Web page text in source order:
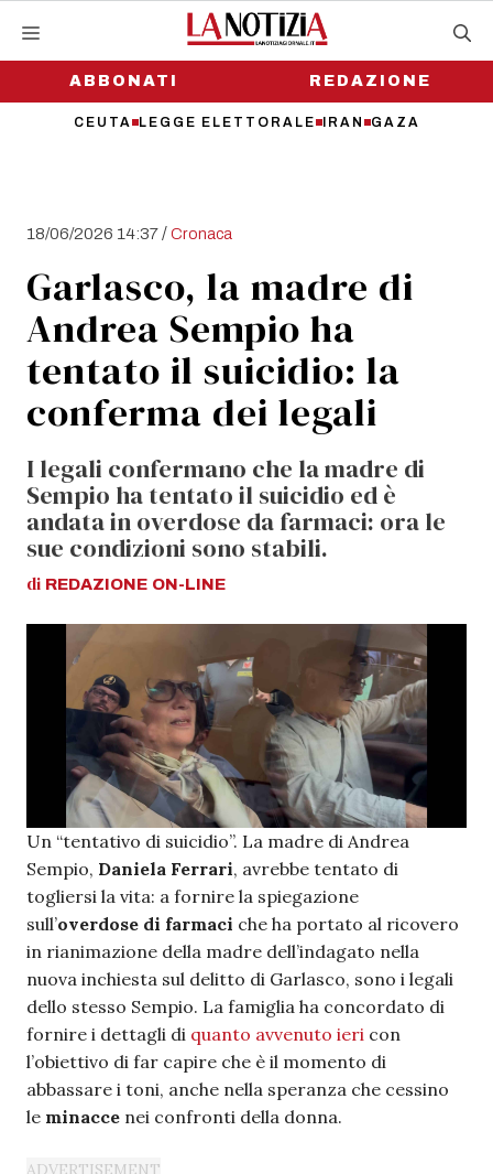
contenutoABBONATI
CEUTA LEGGE ELETTORALE IRAN GAZA
REDAZIONE
18/06/2026 14:37/Cronaca
Garlasco, la madre di
Andrea Sempio ha
tentato il suicidio: la
conferma dei legali
I legali confermano che la madre di
Sempio ha tentato il suicidio ed è
andata in overdose da farmaci: ora le
sue condizioni sono stabili.
di REDAZIONE ON-LINE
Un “tentativo di suicidio”. La madre di Andrea
Sempio, Daniela Ferrari, avrebbe tentato di
togliersi la vita: a fornire la spiegazione
sull’overdose di farmaci che ha portato al ricovero
in rianimazione della madre dell’indagato nella
nuova inchiesta sul delitto di Garlasco, sono i legali
dello stesso Sempio. La famiglia ha concordato di
fornire i dettagli di quanto avvenuto ieri con
l’obiettivo di far capire che è il momento di
abbassare i toni, anche nella speranza che cessino
le minacce nei confronti della donna.